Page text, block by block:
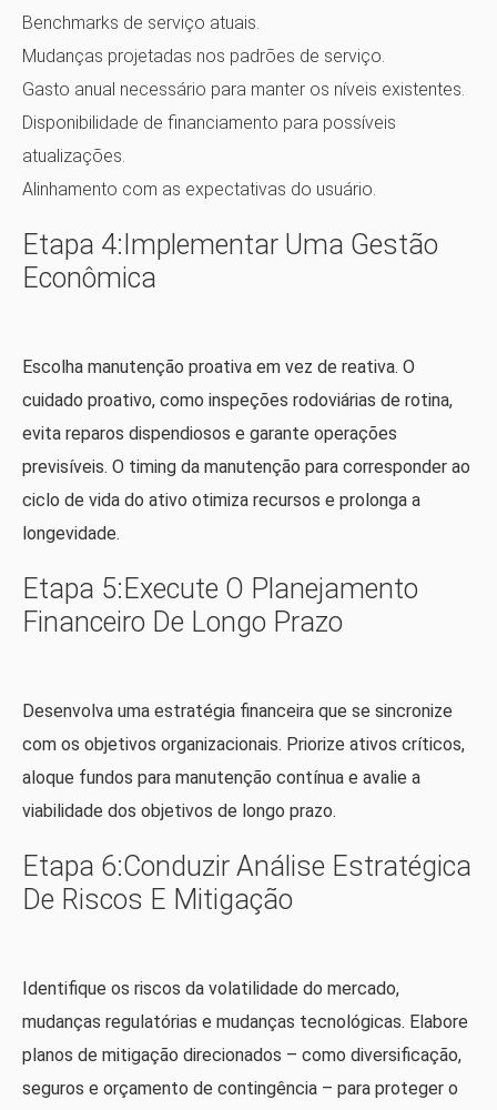
Benchmarks de serviço atuais.
Mudanças projetadas nos padrões de serviço.
Gasto anual necessário para manter os níveis existentes.
Disponibilidade de financiamento para possíveis
atualizações.
Alinhamento com as expectativas do usuário.
Etapa 4:Implementar Uma Gestão
Econômica
Escolha manutenção proativa em vez de reativa. O
cuidado proativo, como inspeções rodoviárias de rotina,
evita reparos dispendiosos e garante operações
previsíveis. O timing da manutenção para corresponder ao
ciclo de vida do ativo otimiza recursos e prolonga a
longevidade.
Etapa 5:Execute O Planejamento
Financeiro De Longo Prazo
Desenvolva uma estratégia financeira que se sincronize
com os objetivos organizacionais. Priorize ativos críticos,
aloque fundos para manutenção contínua e avalie a
viabilidade dos objetivos de longo prazo.
Etapa 6:Conduzir Análise Estratégica
De Riscos E Mitigação
Identifique os riscos da volatilidade do mercado,
mudanças regulatórias e mudanças tecnológicas. Elabore
planos de mitigação direcionados – como diversificação,
seguros e orçamento de contingência – para proteger o